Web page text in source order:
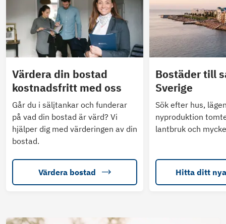
Värdera din bostad
kostnadsfritt med oss
Går du i säljtankar och funderar
på vad din bostad är värd? Vi
hjälper dig med värderingen av din
bostad.
Värdera bostad
Bostäder till
Sverige
Sök efter hus,
nyproduktion
lantbruk och
Hitta ditt